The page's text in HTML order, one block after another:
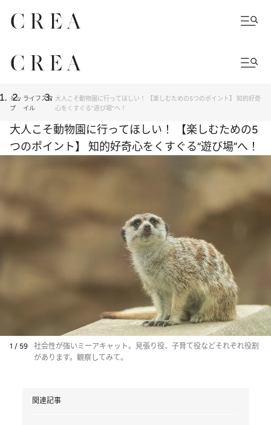
トッ
プ
ライフスタ
イル
大人こそ動物園に行ってほしい！ 【楽しむための5つのポイント】 知的好奇
心をくすぐる“遊び場”へ！
大人こそ動物園に行ってほしい！ 【楽しむための5
つのポイント】 知的好奇心をくすぐる“遊び場”へ！
1 / 59
社会性が強いミーアキャット。見張り役、子育て役などそれぞれ役割
があります。観察してみて。
関連記事